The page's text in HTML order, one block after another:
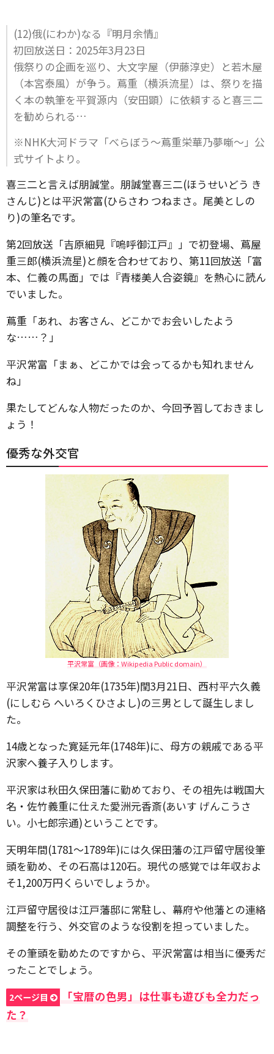
(12)俄(にわか)なる『明月余情』
初回放送日：2025年3月23日
俄祭りの企画を巡り、大文字屋（伊藤淳史）と若木屋
（本宮泰風）が争う。蔦重（横浜流星）は、祭りを描
く本の執筆を平賀源内（安田顕）に依頼すると喜三二
を勧められる…
※NHK大河ドラマ「べらぼう～蔦重栄華乃夢噺～」公
式サイトより。
喜三二と言えば朋誠堂。朋誠堂喜三二(ほうせいどう き
さんじ)とは平沢常富(ひらさわ つねまさ。尾美としの
り)の筆名です。
第2回放送「吉原細見『嗚呼御江戸』」で初登場、蔦屋
重三郎(横浜流星)と顔を合わせており、第11回放送「富
本、仁義の馬面」では『青楼美人合姿鏡』を熱心に読ん
でいました。
蔦重「あれ、お客さん、どこかでお会いしたよう
な……？」
平沢常富「まぁ、どこかでは会ってるかも知れません
ね」
果たしてどんな人物だったのか、今回予習しておきまし
ょう！
優秀な外交官
平沢常富（画像：Wikipedia Public domain）
平沢常富は享保20年(1735年)閏3月21日、西村平六久義
(にしむら へいろくひさよし)の三男として誕生しまし
た。
14歳となった寛延元年(1748年)に、母方の親戚である平
沢家へ養子入りします。
平沢家は秋田久保田藩に勤めており、その祖先は戦国大
名・佐竹義重に仕えた愛洲元香斎(あいす げんこうさ
い。小七郎宗通)ということです。
天明年間(1781～1789年)には久保田藩の江戸留守居役筆
頭を勤め、その石高は120石。現代の感覚では年収およ
そ1,200万円くらいでしょうか。
江戸留守居役は江戸藩邸に常駐し、幕府や他藩との連絡
調整を行う、外交官のような役割を担っていました。
その筆頭を勤めたのですから、平沢常富は相当に優秀だ
ったことでしょう。
2ページ目
「宝暦の色男」は仕事も遊びも全力だっ
た？